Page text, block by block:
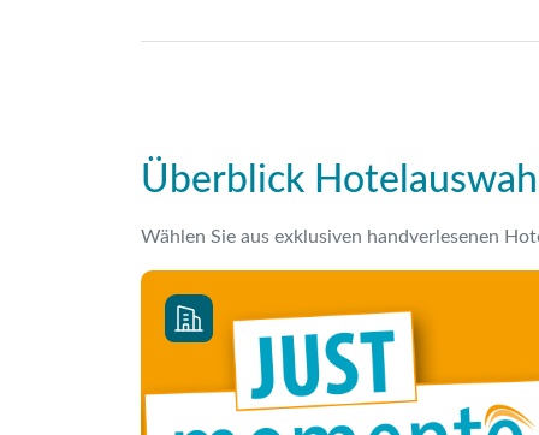
Überblick
Wählen Sie aus exklusiven handverlesenen